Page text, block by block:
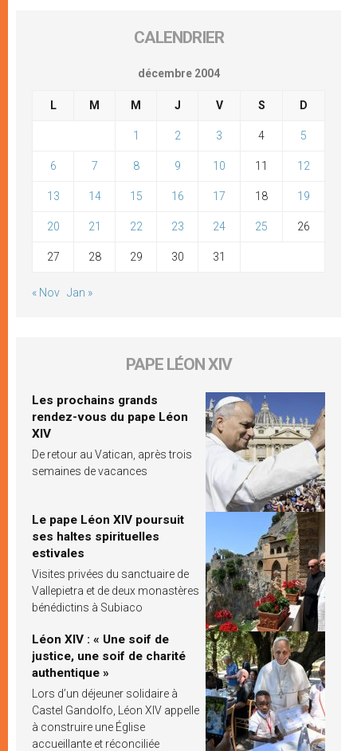
CALENDRIER
décembre 2004
L M M J V S D
1 2 3 4 5
6 7 8 9 10 11 12
13 14 15 16 17 18 19
20 21 22 23 24 25 26
27 28 29 30 31
« Nov Jan »
PAPE LÉON XIV
Les prochains grands
rendez-vous du pape Léon
XIV
De retour au Vatican, après trois
semaines de vacances
Le pape Léon XIV poursuit
ses haltes spirituelles
estivales
Visites privées du sanctuaire de
Vallepietra et de deux monastères
bénédictins à Subiaco
Léon XIV : « Une soif de
justice, une soif de charité
authentique »
Lors d’un déjeuner solidaire à
Castel Gandolfo, Léon XIV appelle
à construire une Église
accueillante et réconciliée